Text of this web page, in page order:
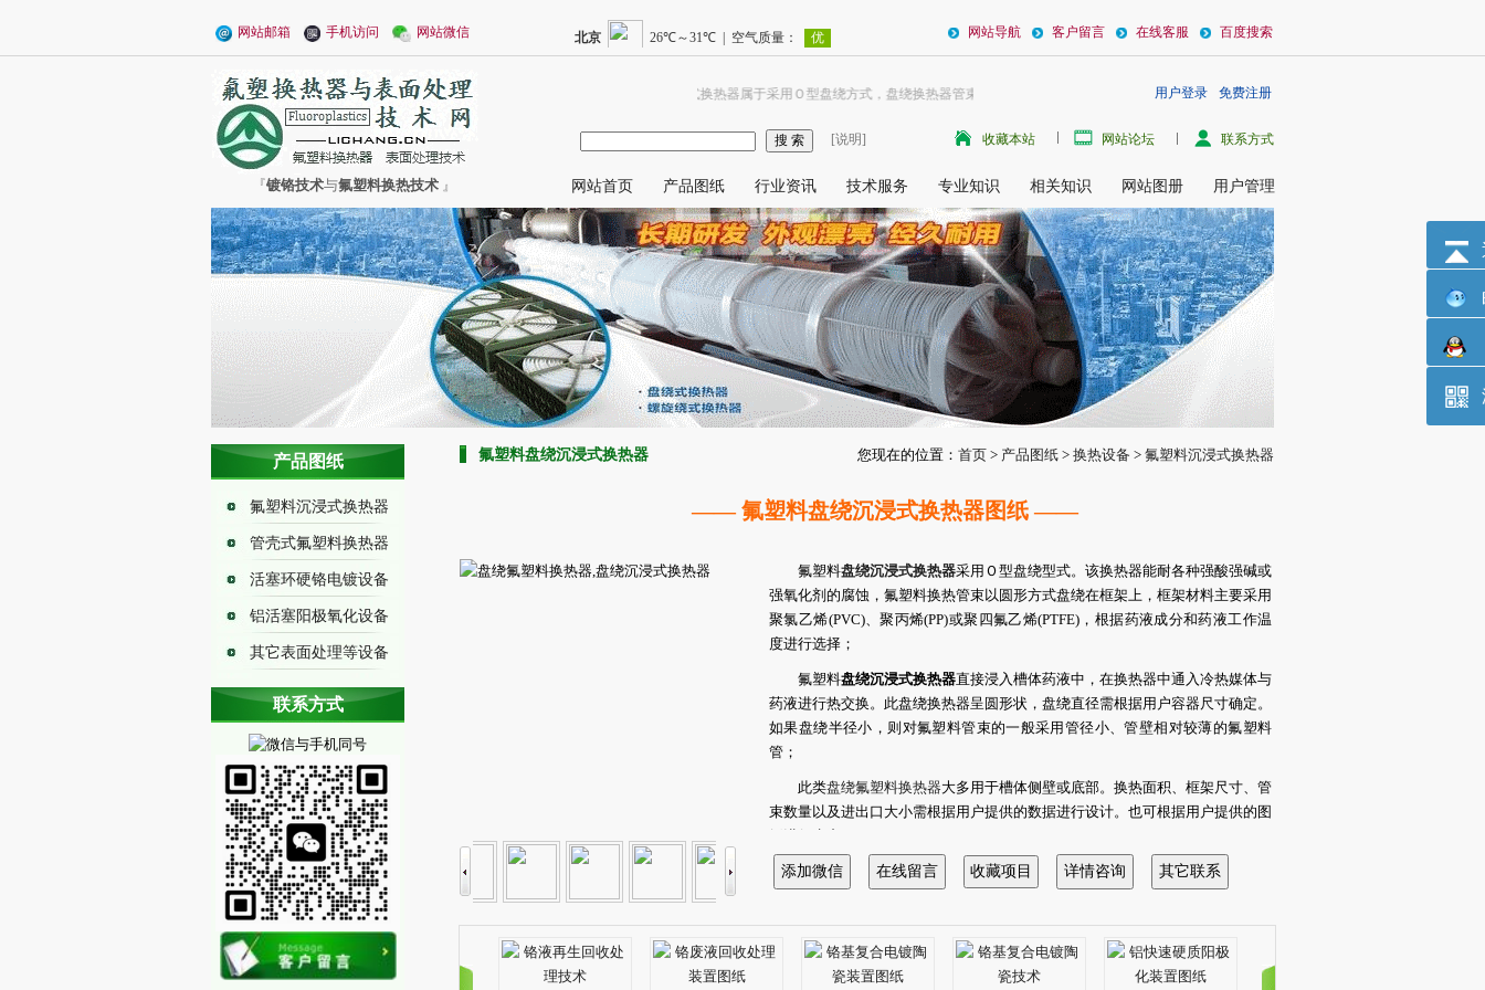
『镀铬技术与氟塑料换热技术 』
氟塑料盘绕沉浸式换热器属于采用Ｏ型盘绕方式，盘绕换热器管束以圆形方式盘绕在框架上，框架材料主要采用聚氯乙烯(PVC)、聚丙烯(PP)或聚四氟
用户登录 免费注册
[说明] 收藏本站 网站论坛 联系方式
网站首页 产品图纸 行业资讯 技术服务 专业知识 相关知识 网站图册 用户管理
产品图纸
氟塑料沉浸式换热器
管壳式氟塑料换热器
活塞环硬铬电镀设备
铝活塞阳极氧化设备
其它表面处理等设备
耐腐蚀换热器
铁氟龙换热器
铁氟龙加热器
铁氟龙冷却器
阳极氧化冷却器
铁氟龙蒸发器
铁氟龙冷凝器
钢铁酸洗加热器
金属冶炼换热器
联系方式
氟塑料盘绕沉浸式换热器 您现在的位置： 首页 > 产品图纸 > 换热设备 > 氟塑料沉浸式换热器
—— 氟塑料盘绕沉浸式换热器图纸 ——
氟塑料盘绕沉浸式换热器采用Ｏ型盘绕型式。该换热器能耐各种强酸强碱或
强氧化剂的腐蚀，氟塑料换热管束以圆形方式盘绕在框架上，框架材料主要采用
聚氯乙烯(PVC)、聚丙烯(PP)或聚四氟乙烯(PTFE)，根据药液成分和药液工作温
度进行选择；
氟塑料盘绕沉浸式换热器直接浸入槽体药液中，在换热器中通入冷热媒体与
药液进行热交换。此盘绕换热器呈圆形状，盘绕直径需根据用户容器尺寸确定。
如果盘绕半径小，则对氟塑料管束的一般采用管径小、管壁相对较薄的氟塑料
管；
此类盘绕氟塑料换热器大多用于槽体侧壁或底部。换热面积、框架尺寸、管
束数量以及进出口大小需根据用户提供的数据进行设计。也可根据用户提供的图
网站邮箱 手机访问 网站微信 网站导航 客户留言 在线客服 百度搜索